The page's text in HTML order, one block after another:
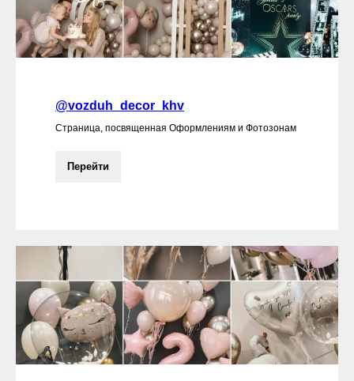
@vozduh_decor_khv
Страница, посвященная Оформлениям и Фотозонам
Перейти